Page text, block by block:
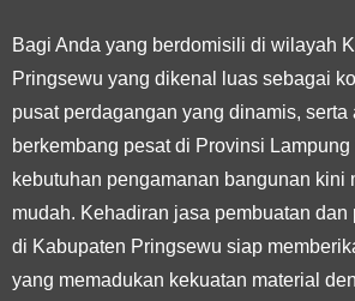
Bagi Anda yang berdomisili di wilayah
Pringsewu yang dikenal luas sebagai
pusat perdagangan yang dinamis, serta
berkembang pesat di Provinsi
kebutuhan pengamanan bangunan kini
mudah. Kehadiran jasa pembuatan
di Kabupaten Pringsewu siap
yang memadukan kekuatan material